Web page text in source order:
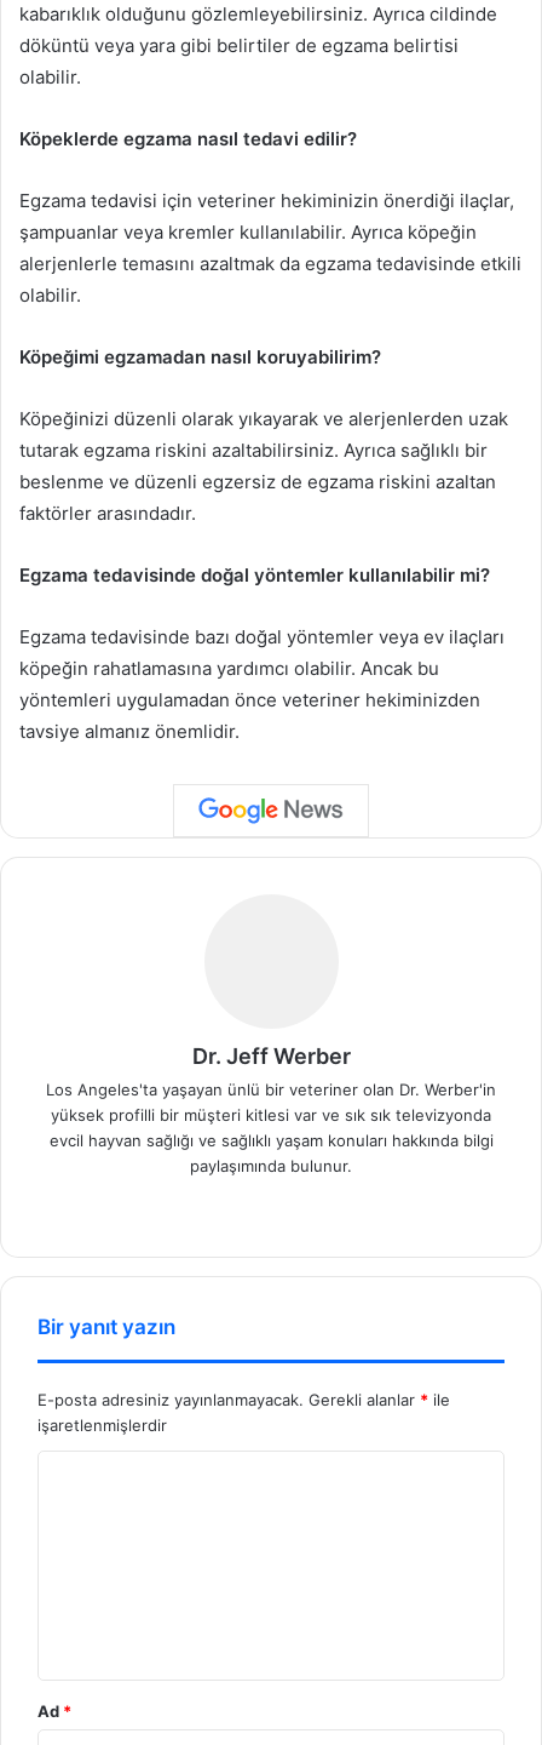
kabarıklık olduğunu gözlemleyebilirsiniz. Ayrıca cildinde
döküntü veya yara gibi belirtiler de egzama belirtisi
olabilir.
Köpeklerde egzama nasıl tedavi edilir?
Egzama tedavisi için veteriner hekiminizin önerdiği ilaçlar,
şampuanlar veya kremler kullanılabilir. Ayrıca köpeğin
alerjenlerle temasını azaltmak da egzama tedavisinde etkili
olabilir.
Köpeğimi egzamadan nasıl koruyabilirim?
Köpeğinizi düzenli olarak yıkayarak ve alerjenlerden uzak
tutarak egzama riskini azaltabilirsiniz. Ayrıca sağlıklı bir
beslenme ve düzenli egzersiz de egzama riskini azaltan
faktörler arasındadır.
Egzama tedavisinde doğal yöntemler kullanılabilir mi?
Egzama tedavisinde bazı doğal yöntemler veya ev ilaçları
köpeğin rahatlamasına yardımcı olabilir. Ancak bu
yöntemleri uygulamadan önce veteriner hekiminizden
tavsiye almanız önemlidir.
Dr. Jeff Werber
Los Angeles'ta yaşayan ünlü bir veteriner olan Dr. Werber'in
yüksek profilli bir müşteri kitlesi var ve sık sık televizyonda
evcil hayvan sağlığı ve sağlıklı yaşam konuları hakkında bilgi
paylaşımında bulunur.
sit
Bir yanıt yazın
E-posta adresiniz yayınlanmayacak. Gerekli alanlar * ile
işaretlenmişlerdir
Ad *